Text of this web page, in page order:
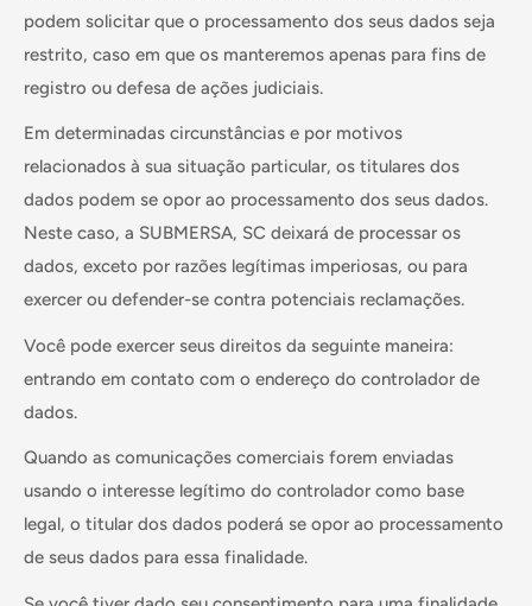
podem solicitar que o processamento dos seus dados seja
restrito, caso em que os manteremos apenas para fins de
registro ou defesa de ações judiciais.
Em determinadas circunstâncias e por motivos
relacionados à sua situação particular, os titulares dos
dados podem se opor ao processamento dos seus dados.
Neste caso, a SUBMERSA, SC deixará de processar os
dados, exceto por razões legítimas imperiosas, ou para
exercer ou defender-se contra potenciais reclamações.
Você pode exercer seus direitos da seguinte maneira:
entrando em contato com o endereço do controlador de
dados.
Quando as comunicações comerciais forem enviadas
usando o interesse legítimo do controlador como base
legal, o titular dos dados poderá se opor ao processamento
de seus dados para essa finalidade.